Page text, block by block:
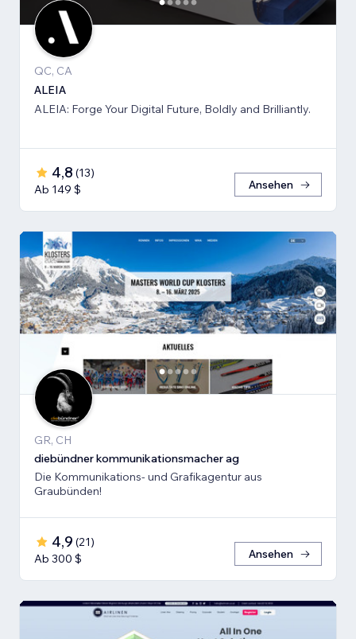
QC, CA
ALEIA
ALEIA: Forge Your Digital Future, Boldly and Brilliantly.
4,8 (13)
Ab 149 $
Ansehen
GR, CH
diebündner kommunikationsmacher ag
Die Kommunikations- und Grafikagentur aus
Graubünden!
4,9 (21)
Ab 300 $
Ansehen